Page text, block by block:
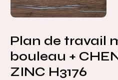
Plan de travail
bouleau +
ZINC H3176